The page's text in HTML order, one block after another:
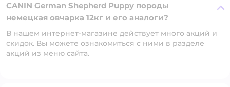
CANIN German Shepherd Puppy породы
немецкая овчарка 12кг и его аналоги?
В нашем интернет-магазине действует много акций и
скидок. Вы можете ознакомиться с ними в разделе
акций из меню сайта.